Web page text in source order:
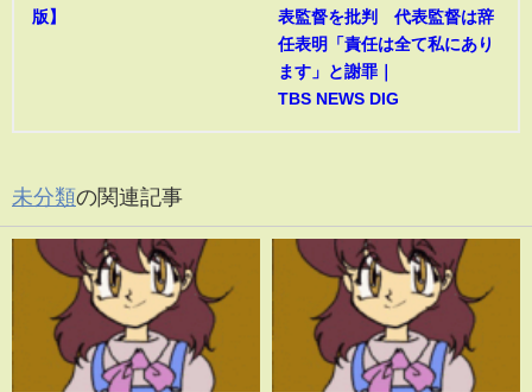
版】
表監督を批判 代表監督は辞
任表明「責任は全て私にあり
ます」と謝罪｜
TBS NEWS DIG
未分類の関連記事